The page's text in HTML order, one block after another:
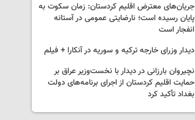
جریان‌های معترض اقلیم کردستان: زمان سکوت به
پایان رسیده است؛ نارضایتی عمومی در آستانه
انفجار است
دیدار وزرای خارجه ترکیه و سوریه در آنکارا + فیلم
نچیروان بارزانی در دیدار با نخست‌وزیر عراق بر
حمایت اقلیم کردستان از اجرای برنامه‌های دولت
بغداد تأکید کرد